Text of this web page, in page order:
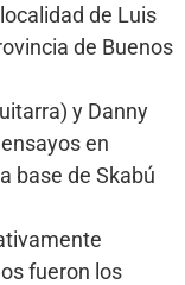
de Luis
de Buenos
y Danny
en
base de Skabú
fueron los